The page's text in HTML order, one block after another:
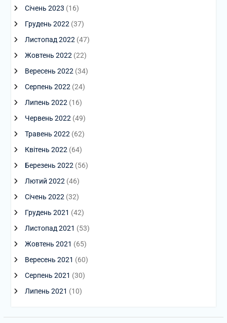
Січень 2023 (16)
Грудень 2022 (37)
Листопад 2022 (47)
Жовтень 2022 (22)
Вересень 2022 (34)
Серпень 2022 (24)
Липень 2022 (16)
Червень 2022 (49)
Травень 2022 (62)
Квітень 2022 (64)
Березень 2022 (56)
Лютий 2022 (46)
Січень 2022 (32)
Грудень 2021 (42)
Листопад 2021 (53)
Жовтень 2021 (65)
Вересень 2021 (60)
Серпень 2021 (30)
Липень 2021 (10)